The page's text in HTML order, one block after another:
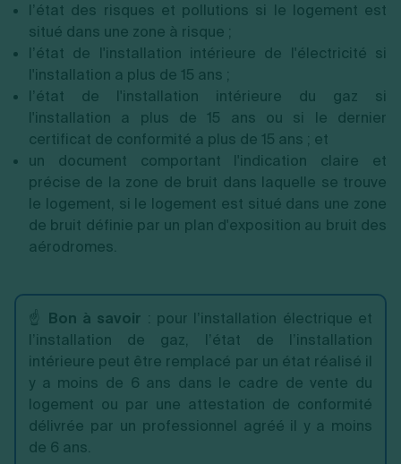
l’état des risques et pollutions si le logement est
situé dans une zone à risque ;
l’état de l'installation intérieure de l'électricité si
l'installation a plus de 15 ans ;
l’état de l'installation intérieure du gaz si
l'installation a plus de 15 ans ou si le dernier
certificat de conformité a plus de 15 ans ; et
un document comportant l'indication claire et
précise de la zone de bruit dans laquelle se trouve
le logement, si le logement est situé dans une zone
de bruit définie par un plan d'exposition au bruit des
aérodromes.
☝️ Bon à savoir : pour l’installation électrique et
l’installation de gaz, l’état de l’installation
intérieure peut être remplacé par un état réalisé il
y a moins de 6 ans dans le cadre de vente du
logement ou par une attestation de conformité
délivrée par un professionnel agréé il y a moins
de 6 ans.